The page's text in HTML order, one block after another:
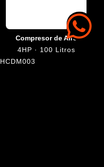
Compresor de Aire
4HP · 100 Litros
HCDM003